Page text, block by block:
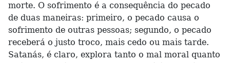
morte. O sofrimento é a consequência do pecado
de duas maneiras: primeiro, o pecado causa o
sofrimento de outras pessoas; segundo, o pecado
receberá o justo troco, mais cedo ou mais tarde.
Satanás, é claro, explora tanto o mal moral quanto